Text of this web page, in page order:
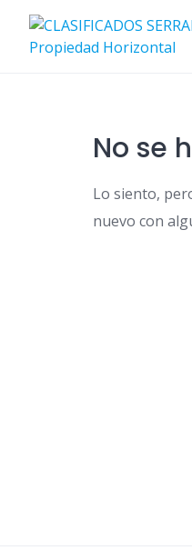
content
No se
Lo siento,
nuevo con